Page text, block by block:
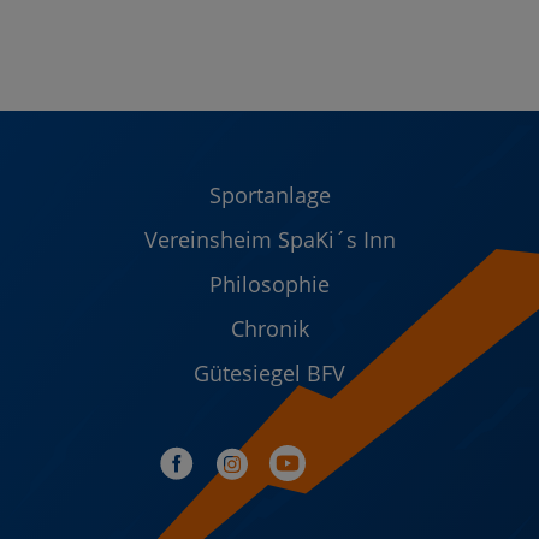
Sportanlage
Vereinsheim SpaKi´s Inn
Philosophie
Chronik
Gütesiegel BFV